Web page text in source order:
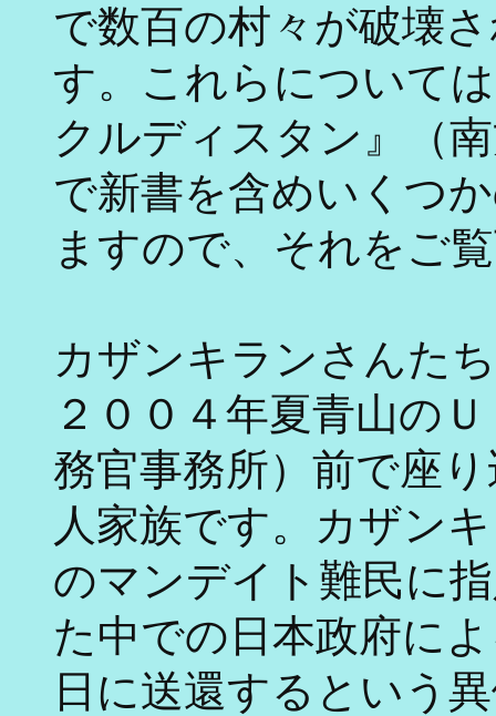
で数百の村々が破壊
す。これらについて
クルディスタン』（
で新書を含めいくつ
ますので、それをご
カザンキランさんた
２００４年夏青山の
務官事務所）前で座
人家族です。カザン
のマンデイト難民に
た中での日本政府に
日に送還するという